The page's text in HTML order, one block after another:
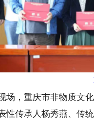
，重庆市非物质文化
性传承人杨秀燕、传